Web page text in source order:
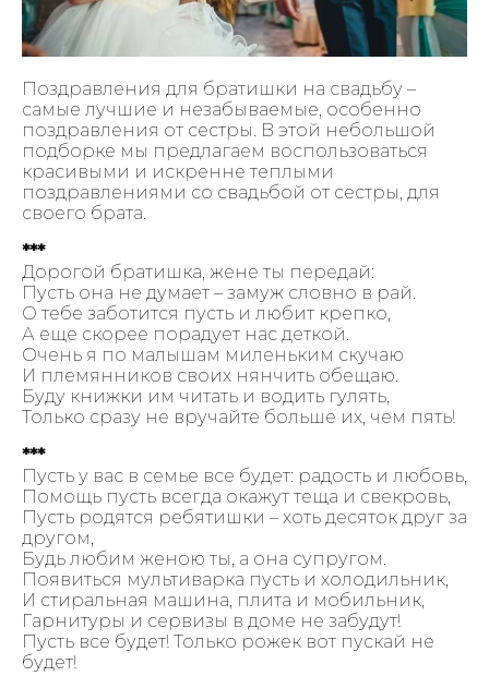
Поздравления для братишки на свадьбу –
самые лучшие и незабываемые, особенно
поздравления от сестры. В этой небольшой
подборке мы предлагаем воспользоваться
красивыми и искренне теплыми
поздравлениями со свадьбой от сестры, для
своего брата.
***
Дорогой братишка, жене ты передай:
Пусть она не думает – замуж словно в рай.
О тебе заботится пусть и любит крепко,
А еще скорее порадует нас деткой.
Очень я по малышам миленьким скучаю
И племянников своих нянчить обещаю.
Буду книжки им читать и водить гулять,
Только сразу не вручайте больше их, чем пять!
***
Пусть у вас в семье все будет: радость и любовь,
Помощь пусть всегда окажут теща и свекровь,
Пусть родятся ребятишки – хоть десяток друг за
другом,
Будь любим женою ты, а она супругом.
Появиться мультиварка пусть и холодильник,
И стиральная машина, плита и мобильник,
Гарнитуры и сервизы в доме не забудут!
Пусть все будет! Только рожек вот пускай не
будет!